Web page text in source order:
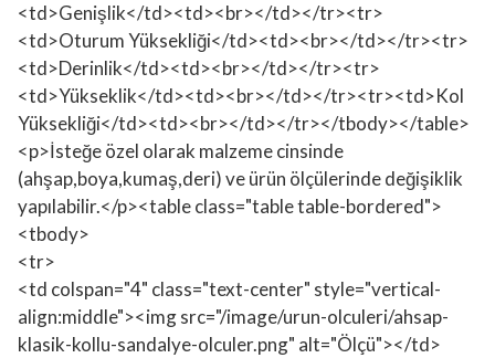
<td>Genişlik</td><td><br></td></tr><tr>
<td>Oturum Yüksekliği</td><td><br></td></tr><tr>
<td>Derinlik</td><td><br></td></tr><tr>
<td>Yükseklik</td><td><br></td></tr><tr><td>Kol
Yüksekliği</td><td><br></td></tr></tbody></table>
<p>İsteğe özel olarak malzeme cinsinde
(ahşap,boya,kumaş,deri) ve ürün ölçülerinde değişiklik
yapılabilir.</p><table class="table table-bordered">
<tbody>
<tr>
<td colspan="4" class="text-center" style="vertical-
align:middle"><img src="/image/urun-olculeri/ahsap-
klasik-kollu-sandalye-olculer.png" alt="Ölçü"></td>